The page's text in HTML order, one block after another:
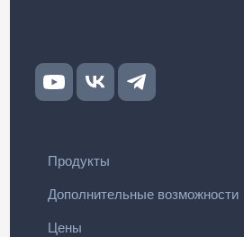
Продукты
Дополнительные возможности
Цены